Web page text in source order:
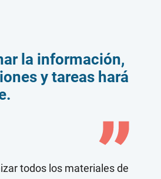
la información,
y tareas hará
todos los materiales de